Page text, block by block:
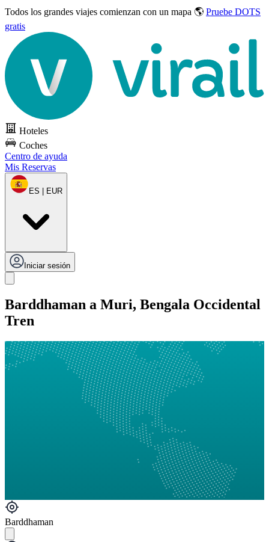
Todos los grandes viajes comienzan con un mapa 🌎 Pruebe DOTS
gratis
Hoteles
Coches
Centro de ayuda
Mis Reservas
ES | EUR
Iniciar sesión
Barddhaman a Muri, Bengala Occidental
Tren
Barddhaman